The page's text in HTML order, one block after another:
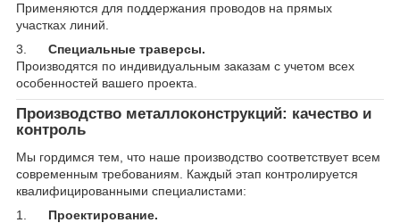
Применяются для поддержания проводов на прямых
участках линий.
3.
Специальные траверсы.
Производятся по индивидуальным заказам с учетом всех
особенностей вашего проекта.
Производство металлоконструкций: качество и
контроль
Мы гордимся тем, что наше производство соответствует всем
современным требованиям. Каждый этап контролируется
квалифицированными специалистами:
1.
Проектирование.